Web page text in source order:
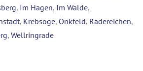
, Im Hagen, Im Walde,
, Krebsöge, Önkfeld, Rädereichen,
, Wellringrade